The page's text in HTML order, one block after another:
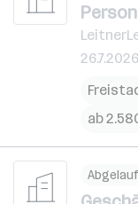
26.7.2026
ab